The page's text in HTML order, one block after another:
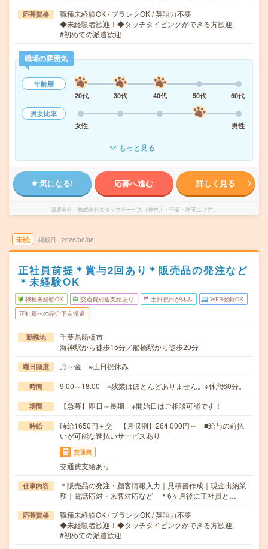
応募資格
職種未経験OK / ブランクOK / 英語力不要
◆未経験者歓迎！◆タッチタイピングができる方歓迎。
#初めての派遣歓迎
職場の雰囲気
年齢層
20代
30代 40代 50代
60代
男女比率
女性
男性
もっと見る
気になる! 応募へ進む 詳しく見る
派遣会社 株式会社スタッフサービス（神奈川・千葉・埼玉エリア）
未読 掲載日 2026/08/08
正社員前提＊賞与2回あり＊販売品の発注など
＊未経験OK
職種未経験OK 交通費別途支給あり 土日祝日が休み WEB登録OK
正社員への紹介予定派遣
勤務地
千葉県船橋市
海神駅から徒歩15分／船橋駅から徒歩20分
曜日頻度 月～金 ※土日祝休み
時間 9:00～18:00 ※残業はほとんどありません。※休憩60分。
期間 【急募】即日～長期 ※開始日はご相談可能です！
時給
時給1650円＋交 【月収例】264,000円～ ■給与の前払
いが可能な速払いサービスあり
交通費
交通費支給あり
仕事内容
＊販売品の発注・顧客情報入力｜見積書作成｜現金出納業
務｜電話応対・来客対応など ＊6ヶ月後に正社員と…
応募資格
職種未経験OK / ブランクOK / 英語力不要
◆未経験者歓迎！◆タッチタイピングができる方歓迎。
#初めての派遣歓迎